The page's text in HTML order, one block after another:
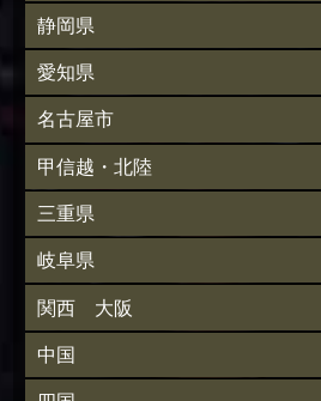
静岡県
愛知県
名古屋市
甲信越・北陸
三重県
岐阜県
関西 大阪
中国